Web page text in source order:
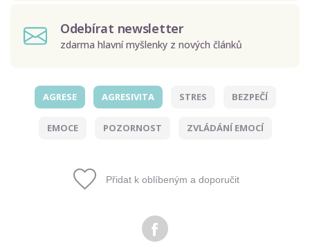
Odebírat newsletter
zdarma hlavní myšlenky z nových článků
Odeslat
AGRESE AGRESIVITA STRES BEZPEČÍ
EMOCE POZORNOST ZVLÁDÁNÍ EMOCÍ
Přidat k oblíbeným a doporučit